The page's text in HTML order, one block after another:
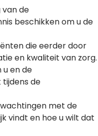
de
beschikken om u de
die eerder door
en kwaliteit van zorg.
u en de
de
met de
vindt en hoe u wilt dat